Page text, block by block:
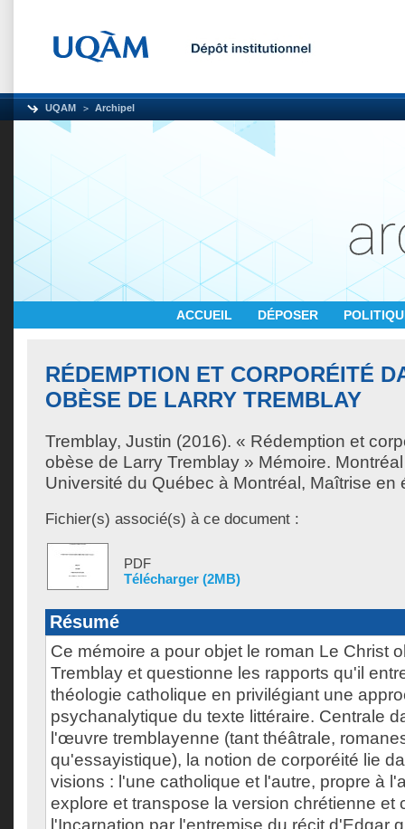
UQAM Archipel
ACCUEIL DÉPOSER
RÉDEMPTION ET CORPORÉITÉ
OBÈSE DE LARRY TREMBLAY
Tremblay, Justin (2016). « Rédemption et
obèse de Larry Tremblay » Mémoire.
Université du Québec à Montréal, Maîtrise en
Fichier(s) associé(s) à ce document :
PDF
Télécharger (2MB)
Résumé
Ce mémoire a pour objet le roman Le Christ
Tremblay et questionne les rapports qu'il
théologie catholique en privilégiant une
psychanalytique du texte littéraire. Centrale
l'œuvre tremblayenne (tant théâtrale,
qu'essayistique), la notion de corporéité lie
visions : l'une catholique et l'autre, propre à
explore et transpose la version chrétienne et
l'Incarnation par l'entremise du récit d'Edgar